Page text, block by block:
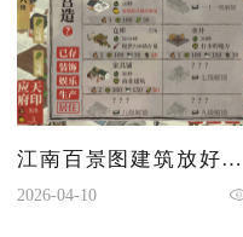
江南百景图建筑放好了怎么放草地
2026-04-10